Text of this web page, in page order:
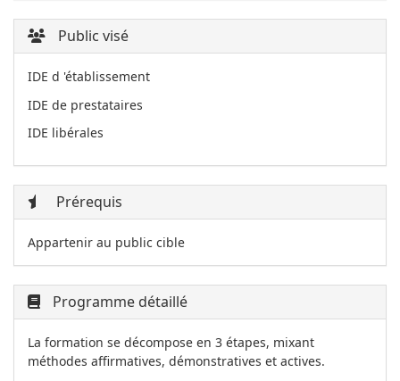
Public visé
IDE d 'établissement
IDE de prestataires
IDE libérales
Prérequis
Appartenir au public cible
Programme détaillé
La formation se décompose en 3 étapes, mixant
méthodes affirmatives, démonstratives et actives.